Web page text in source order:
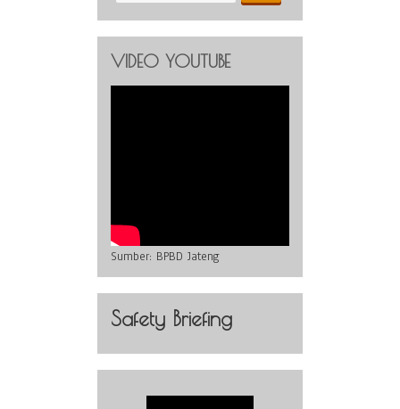
VIDEO YOUTUBE
Sumber: BPBD Jateng
Safety Briefing